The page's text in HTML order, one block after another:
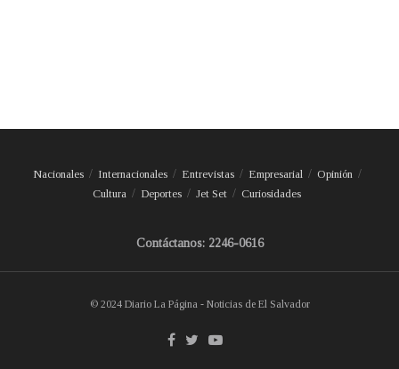
Nacionales Internacionales Entrevistas Empresarial
Opinión
Cultura
Deportes Jet Set Curiosidades
Contáctanos: 2246-0616
© 2024 Diario La Página - Noticias de El Salvador